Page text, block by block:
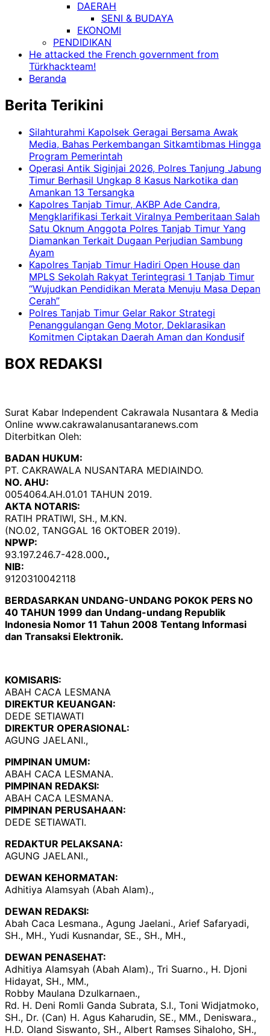
DAERAH
SENI & BUDAYA
EKONOMI
PENDIDIKAN
He attacked the French government from
Türkhackteam!
Beranda
Berita Terikini
Silahturahmi Kapolsek Geragai Bersama Awak
Media, Bahas Perkembangan Sitkamtibmas Hingga
Program Pemerintah
Operasi Antik Siginjai 2026, Polres Tanjung Jabung
Timur Berhasil Ungkap 8 Kasus Narkotika dan
Amankan 13 Tersangka
Kapolres Tanjab Timur, AKBP Ade Candra,
Mengklarifikasi Terkait Viralnya Pemberitaan Salah
Satu Oknum Anggota Polres Tanjab Timur Yang
Diamankan Terkait Dugaan Perjudian Sambung
Ayam
Kapolres Tanjab Timur Hadiri Open House dan
MPLS Sekolah Rakyat Terintegrasi 1 Tanjab Timur
“Wujudkan Pendidikan Merata Menuju Masa Depan
Cerah”
Polres Tanjab Timur Gelar Rakor Strategi
Penanggulangan Geng Motor, Deklarasikan
Komitmen Ciptakan Daerah Aman dan Kondusif
BOX REDAKSI
Surat Kabar Independent Cakrawala Nusantara & Media
Online www.cakrawalanusantaranews.com
Diterbitkan Oleh:
BADAN HUKUM:
PT. CAKRAWALA NUSANTARA MEDIAINDO.
NO. AHU:
0054064.AH.01.01 TAHUN 2019.
AKTA NOTARIS:
RATIH PRATIWI, SH., M.KN.
(NO.02, TANGGAL 16 OKTOBER 2019).
NPWP:
93.197.246.7-428.000.,
NIB:
9120310042118
BERDASARKAN UNDANG-UNDANG POKOK PERS NO
40 TAHUN 1999 dan Undang-undang Republik
Indonesia Nomor 11 Tahun 2008 Tentang Informasi
dan Transaksi Elektronik.
KOMISARIS:
ABAH CACA LESMANA
DIREKTUR KEUANGAN:
DEDE SETIAWATI
DIREKTUR OPERASIONAL:
AGUNG JAELANI.,
PIMPINAN UMUM:
ABAH CACA LESMANA.
PIMPINAN REDAKSI:
ABAH CACA LESMANA.
PIMPINAN PERUSAHAAN:
DEDE SETIAWATI.
REDAKTUR PELAKSANA:
AGUNG JAELANI.,
DEWAN KEHORMATAN:
Adhitiya Alamsyah (Abah Alam).,
DEWAN REDAKSI:
Abah Caca Lesmana., Agung Jaelani., Arief Safaryadi,
SH., MH., Yudi Kusnandar, SE., SH., MH.,
DEWAN PENASEHAT:
Adhitiya Alamsyah (Abah Alam)., Tri Suarno., H. Djoni
Hidayat, SH., MM.,
Robby Maulana Dzulkarnaen.,
Rd. H. Deni Romli Ganda Subrata, S.I., Toni Widjatmoko,
SH., Dr. (Can) H. Agus Kaharudin, SE., MM., Deniswara.,
H.D. Oland Siswanto, SH., Albert Ramses Sihaloho, SH.,